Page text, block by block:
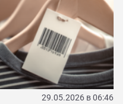
29.05.2026 в 06:46